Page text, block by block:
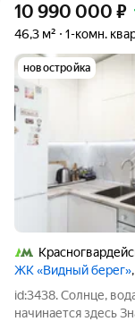
10 990 000 ₽
46,3 м² 1-комн.
новостройка
ЖК «Видный берег»
id:3438. Солнце,
начинается здесь